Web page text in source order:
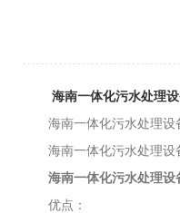
海南一体化污水处理
海南一体化污水处理设备
海南一体化污水处理设备
海南一体化污水处理设
优点：